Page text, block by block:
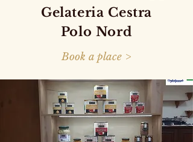
Gelateria Cestra
Polo Nord
Book a place >